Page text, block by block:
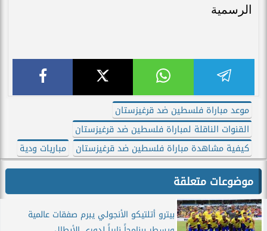
الرسمية
موعد مباراة فلسطين ضد قرغيزستان
القنوات الناقلة لمباراة فلسطين ضد قرغيزستان
كيفية مشاهدة مباراة فلسطين ضد قرغيزستان
مباريات ودية
موضوعات متعلقة
بيترو أتلتيكو الأنجولي يبرم صفقات عالمية